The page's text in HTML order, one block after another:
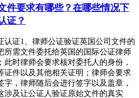
件要求有哪些？在哪些情况下
证？
认证1、律师公证验证英国公司文件的
所需文件委托给英国的国际公证律师
此时律师会要求核对委托人的身份，
证件以及其他相关证明；律师会要求
字，律师随后会进行签字以及盖章，
涉及让公证人验证原始文件的真实